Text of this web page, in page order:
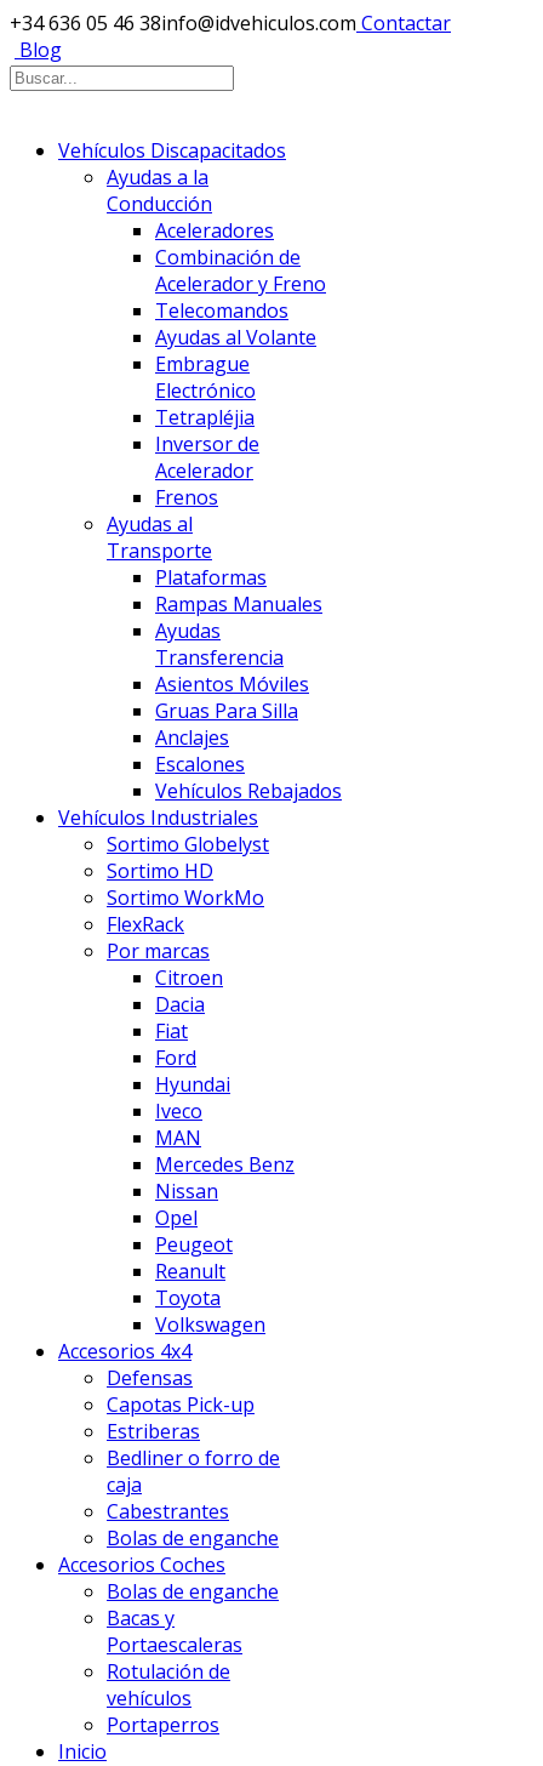
+34 636 05 46 38info@idvehiculos.com Contactar
Blog
Vehículos Discapacitados
Ayudas a la
Conducción
Aceleradores
Combinación de
Acelerador y Freno
Telecomandos
Ayudas al Volante
Embrague
Electrónico
Tetrapléjia
Inversor de
Acelerador
Frenos
Ayudas al
Transporte
Plataformas
Rampas Manuales
Ayudas
Transferencia
Asientos Móviles
Gruas Para Silla
Anclajes
Escalones
Vehículos Rebajados
Vehículos Industriales
Sortimo Globelyst
Sortimo HD
Sortimo WorkMo
FlexRack
Por marcas
Citroen
Dacia
Fiat
Ford
Hyundai
Iveco
MAN
Mercedes Benz
Nissan
Opel
Peugeot
Reanult
Toyota
Volkswagen
Accesorios 4x4
Defensas
Capotas Pick-up
Estriberas
Bedliner o forro de
caja
Cabestrantes
Bolas de enganche
Accesorios Coches
Bolas de enganche
Bacas y
Portaescaleras
Rotulación de
vehículos
Portaperros
Inicio